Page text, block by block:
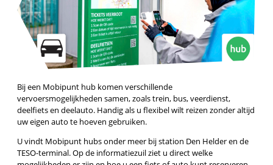
Bij een Mobipunt hub komen verschillende
vervoersmogelijkheden samen, zoals trein, bus, veerdienst,
deelfiets en deelauto. Handig als u flexibel wilt reizen zonder altijd
uw eigen auto te hoeven gebruiken.
U vindt Mobipunt hubs onder meer bij station Den Helder en de
TESO-terminal. Op de informatiezuil ziet u direct welke